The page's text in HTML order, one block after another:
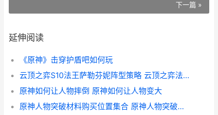
下一篇 »
延伸阅读
《原神》击穿护盾吧如何玩
云顶之弈S10法王萨勒芬妮阵型策略 云顶之弈法系阵容
原神如何让人物摔倒 原神如何让人物变大
原神人物突破材料购买位置集合 原神人物突破材料怎么用